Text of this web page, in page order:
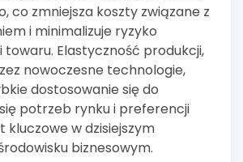
co zmniejsza koszty związane z
i minimalizuje ryzyko
towaru. Elastyczność produkcji,
nowoczesne technologie,
dostosowanie się do
potrzeb rynku i preferencji
kluczowe w dzisiejszym
biznesowym.